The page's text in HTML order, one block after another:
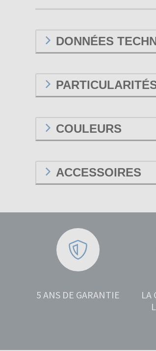
DONNÉES
COULEURS
ACCESSOIRES
5 ANS DE GARANTIE
LA